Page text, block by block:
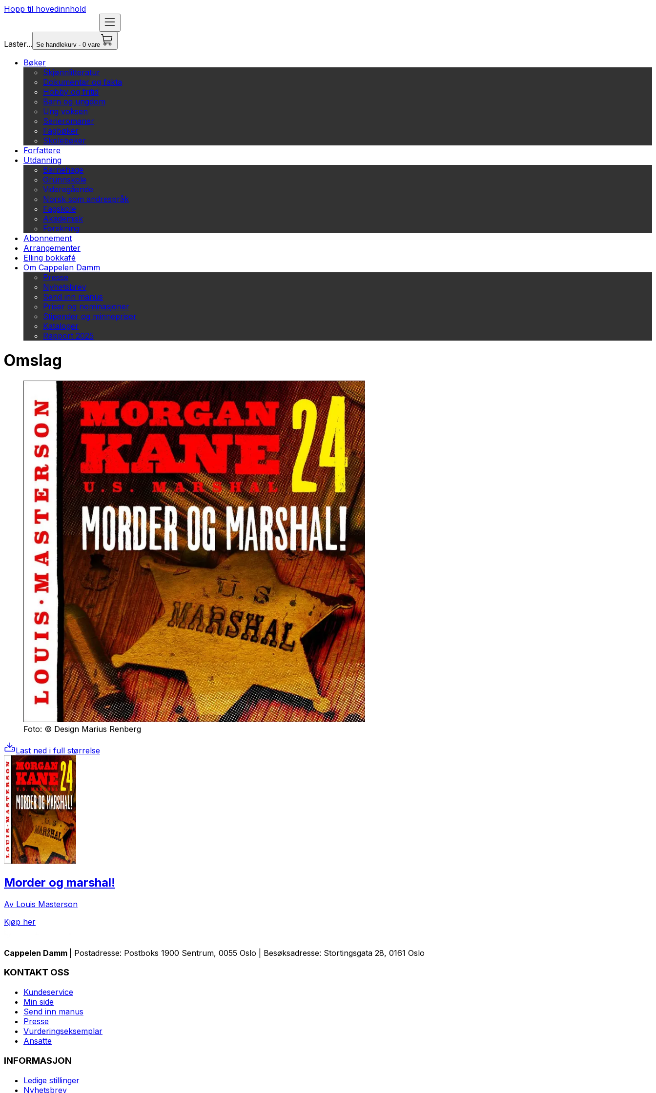
Hopp til hovedinnhold
Laster... Se handlekurv - 0 vare
Bøker
Skjønnlitteratur
Dokumentar og fakta
Hobby og fritid
Barn og ungdom
Ung voksen
Serieromaner
Fagbøker
Skolebøker
Forfattere
Utdanning
Barnehage
Grunnskole
Videregående
Norsk som andrespråk
Fagskole
Akademisk
Forskning
Abonnement
Arrangementer
Elling bokkafé
Om Cappelen Damm
Presse
Nyhetsbrev
Send inn manus
Priser og nominasjoner
Stipender og minnepriser
Kataloger
Rapport 2025
Omslag
Foto: © Design Marius Renberg
Last ned i full størrelse
Morder og marshal!
Av Louis Masterson
Kjøp her
Cappelen Damm | Postadresse: Postboks 1900 Sentrum, 0055 Oslo | Besøksadresse: Stortingsgata 28, 0161 Oslo
KONTAKT OSS
Kundeservice
Min side
Send inn manus
Presse
Vurderingseksemplar
Ansatte
INFORMASJON
Ledige stillinger
Nyhetsbrev